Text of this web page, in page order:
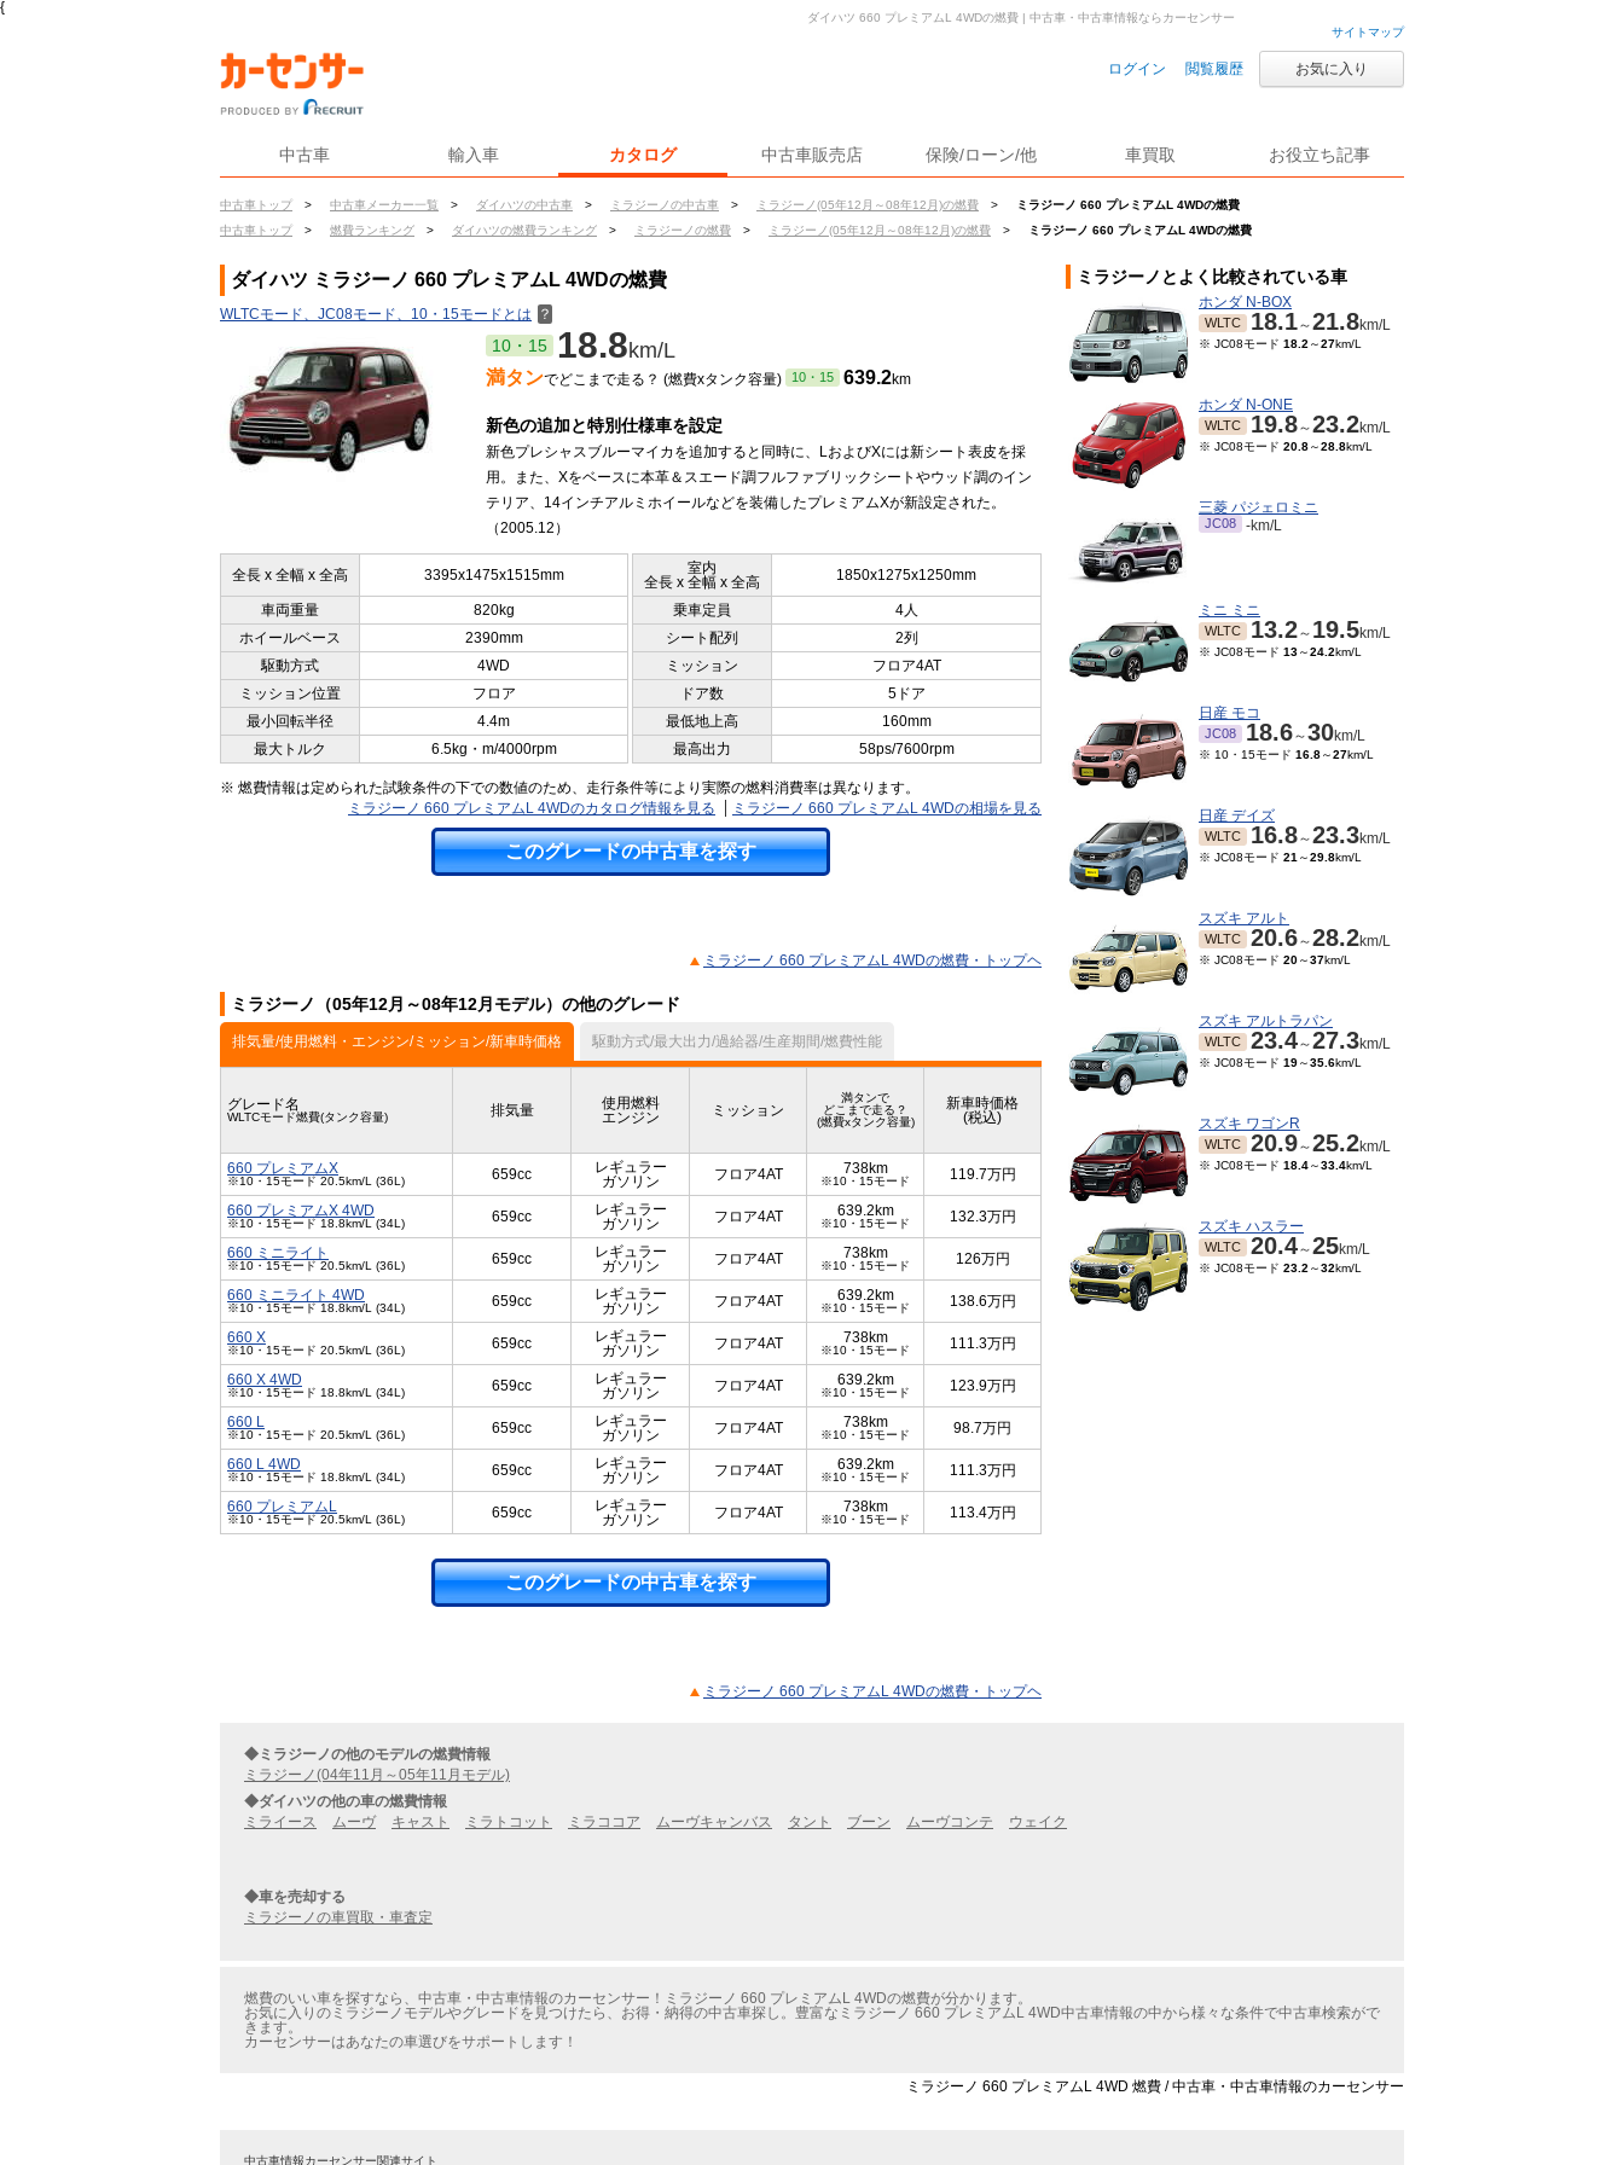
{
サイトマップ
ログイン 閲覧履歴 お気に入り
中古車 輸入車 カタログ 中古車販売店 保険/ローン/他 車買取 お役立ち記事
中古車トップ > 中古車メーカー一覧 > ダイハツの中古車 > ミラジーノの中古車 > ミラジーノ(05年12月～08年12月)の燃費 >
ミラジーノ 660 プレミアムL 4WDの燃費
中古車トップ
> 燃費ランキング > ダイハツの燃費ランキング > ミラジーノの燃費 > ミラジーノ(05年12月～08年12月)の燃費 > ミラジーノ 660 プレミアムL 4WDの燃費
ダイハツ 660 プレミアムL 4WDの燃費 | 中古車・中古車情報ならカーセンサー
ダイハツ ミラジーノ 660 プレミアムL 4WDの燃費
WLTCモード、JC08モード、10・15モードとは ？
10・15 18.8km/L
満タンでどこまで走る？ (燃費xタンク容量) 10・15 639.2km
新色の追加と特別仕様車を設定
新色プレシャスブルーマイカを追加すると同時に、LおよびXには新シート表皮を採
用。また、Xをベースに本革＆スエード調フルファブリックシートやウッド調のイン
テリア、14インチアルミホイールなどを装備したプレミアムXが新設定された。
（2005.12）
全長 x 全幅 x 全高 3395x1475x1515mm
室内
全長 x 全幅 x 全高
1850x1275x1250mm
車両重量 820kg 乗車定員
4人
ホイールベース
2390mm シート配列
2列
駆動方式
4WD ミッション
フロア4AT
ミッション位置
フロア ドア数
5ドア
最小回転半径
4.4m 最低地上高
160mm
最大トルク
6.5kg・m/4000rpm 最高出力 58ps/7600rpm
※ 燃費情報は定められた試験条件の下での数値のため、走行条件等により実際の燃料消費率は異なります。
ミラジーノ 660 プレミアムL 4WDのカタログ情報を見る
ミラジーノ 660 プレミアムL 4WDの相場を見る
このグレードの中古車を探す
ミラジーノ 660 プレミアムL 4WDの燃費・トップヘ
ミラジーノ（05年12月～08年12月モデル）の他のグレード
排気量/使用燃料・エンジン/ミッション/新車時価格 駆動方式/最大出力/過給器/生産期間/燃費性能
グレード名
WLTCモード燃費(タンク容量) 排気量
使用燃料
エンジン
ミッション
満タンで
どこまで走る？
(燃費xタンク容量)
新車時価格
(税込)
660 プレミアムX
※10・15モード 20.5km/L (36L) 659cc
レギュラー
ガソリン
フロア4AT 738km
※10・15モード 119.7万円
660 プレミアムX 4WD
※10・15モード 18.8km/L (34L) 659cc
レギュラー
ガソリン
フロア4AT 639.2km
※10・15モード 132.3万円
660 ミニライト
※10・15モード 20.5km/L (36L) 659cc
レギュラー
ガソリン
フロア4AT 738km
※10・15モード 126万円
660 ミニライト 4WD
※10・15モード 18.8km/L (34L) 659cc
レギュラー
ガソリン
フロア4AT 639.2km
※10・15モード 138.6万円
660 X
※10・15モード 20.5km/L (36L) 659cc
レギュラー
ガソリン
フロア4AT 738km
※10・15モード 111.3万円
660 X 4WD
※10・15モード 18.8km/L (34L) 659cc
レギュラー
ガソリン
フロア4AT 639.2km
※10・15モード 123.9万円
660 L
※10・15モード 20.5km/L (36L) 659cc
レギュラー
ガソリン
フロア4AT 738km
※10・15モード 98.7万円
660 L 4WD
※10・15モード 18.8km/L (34L) 659cc
レギュラー
ガソリン
フロア4AT 639.2km
※10・15モード 111.3万円
660 プレミアムL
※10・15モード 20.5km/L (36L) 659cc
レギュラー
ガソリン
フロア4AT 738km
※10・15モード 113.4万円
このグレードの中古車を探す
ミラジーノ 660 プレミアムL 4WDの燃費・トップヘ
ミラジーノとよく比較されている車
ホンダ N-BOX
WLTC 18.1～21.8km/L
※ JC08モード 18.2 ～27km/L
ホンダ N-ONE
WLTC 19.8～23.2km/L
※ JC08モード 20.8～28.8km/L
三菱 パジェロミニ
JC08 -km/L
ミニ ミニ
WLTC 13.2～ 19.5km/L
※ JC08モード 13～24.2km/L
日産 モコ
JC08 18.6～30km/L
※ 10・15モード 16.8～27km/L
日産 デイズ
WLTC 16.8～23.3km/L
※ JC08モード 21 ～29.8km/L
スズキ アルト
WLTC 20.6～28.2km/L
※ JC08モード 20～37km/L
スズキ アルトラパン
WLTC 23.4～27.3km/L
※ JC08モード 19～35.6km/L
スズキ ワゴンR
WLTC 20.9～25.2km/L
※ JC08モード 18.4～33.4km/L
スズキ ハスラー
WLTC 20.4～25km/L
※ JC08モード 23.2 ～32km/L
◆ミラジーノの他のモデルの燃費情報
ミラジーノ(04年11月～05年11月モデル)
◆ダイハツの他の車の燃費情報
ミライース
ムーヴ キャスト ミラトコット ミラココア ムーヴキャンバス タント ブーン ムーヴコンテ ウェイク
◆車を売却する
ミラジーノの車買取・車査定
燃費のいい車を探すなら、中古車・中古車情報のカーセンサー！ミラジーノ 660 プレミアムL 4WDの燃費が分かります。
お気に入りのミラジーノモデルやグレードを見つけたら、お得・納得の中古車探し。豊富なミラジーノ 660 プレミアムL 4WD中古車情報の中から様々な条件で中古車検索がで
きます。
カーセンサーはあなたの車選びをサポートします！
ミラジーノ 660 プレミアムL 4WD 燃費 / 中古車・中古車情報のカーセンサー
中古車情報カーセンサー関連サイト